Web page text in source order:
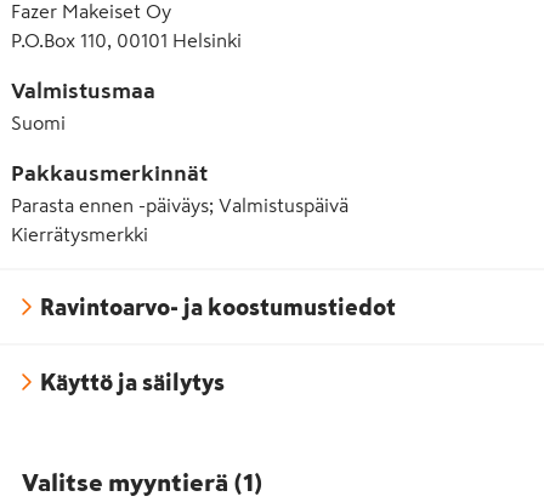
Fazer Makeiset Oy
P.O.Box 110, 00101 Helsinki
Valmistusmaa
Suomi
Pakkausmerkinnät
Parasta ennen -päiväys; Valmistuspäivä
Kierrätysmerkki
Ravintoarvo- ja koostumustiedot
Käyttö ja säilytys
Valitse myyntierä (1 )